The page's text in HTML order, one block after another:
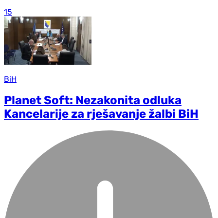
15
BiH
Planet Soft: Nezakonita odluka
Kancelarije za rješavanje žalbi BiH